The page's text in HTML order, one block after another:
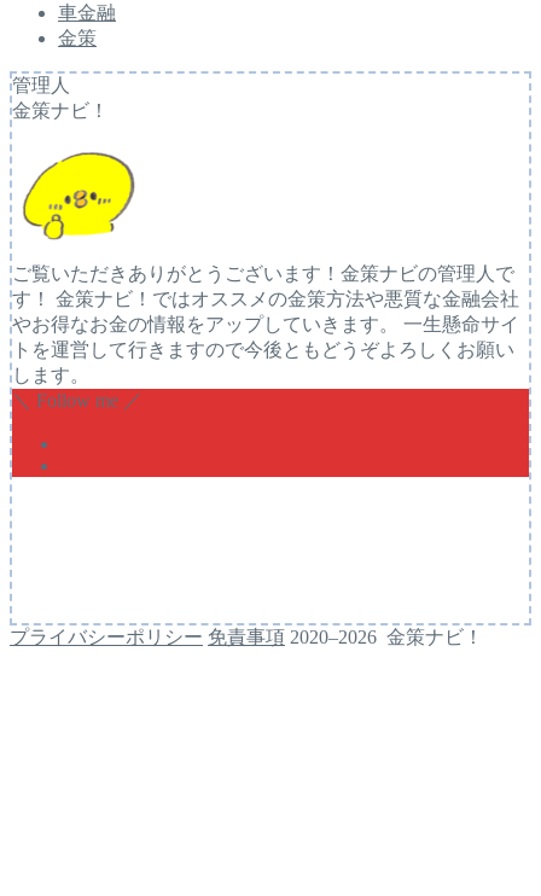
車金融
金策
管理人
金策ナビ！
ご覧いただきありがとうございます！金策ナビの管理人で
す！ 金策ナビ！ではオススメの金策方法や悪質な金融会社
やお得なお金の情報をアップしていきます。 一生懸命サイ
トを運営して行きますので今後ともどうぞよろしくお願い
します。
＼ Follow me ／
プライバシーポリシー 免責事項 2020–2026 金策ナビ！